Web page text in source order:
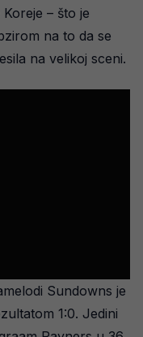
– što je
na to da se
na velikoj sceni.
Sundowns je
1:0. Jedini